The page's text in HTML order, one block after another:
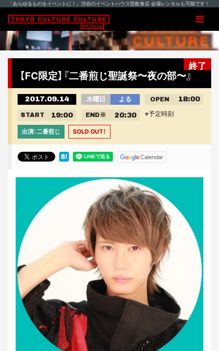
「あらゆるものをイベントに！」渋谷のイベントハウス型飲食店 会場レンタルも可能です！
終了
【FC限定】『二番煎じ聖誕祭〜夜の部〜』
2017.09.14 木曜日 よる OPEN 18:00
START 19:00 END ※ 20:30 ※予定時刻
出演：二番煎じ SOLD OUT！